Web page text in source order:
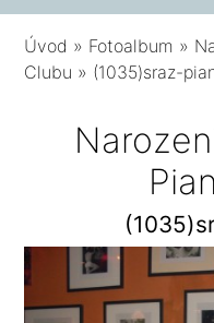
Úvod » Fotoalbum »
Clubu » (1035)sraz-